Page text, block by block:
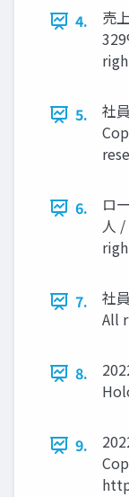
4.
売
5.
社
6.
ロ
人
7.
社
All
8.
9.